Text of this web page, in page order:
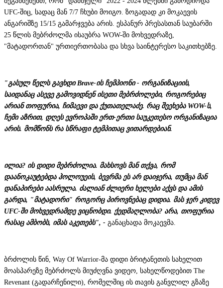
UFC-შიც, სადაც მან 7/7 ჩხუბი მოიგო. ზოგადად კი მოკაევის
ანგარიშზე 15/15 გამარჯვება არის. ესპანურ პრესასთან საუბარში
25 წლის მებრძოლმა ისაუბრა WOW-ში მოხვედრაზე,
"მატადორთან" ურთიერთობასა და სხვა საინტერესო საკითხებზე.
"გასულ წელს გავხდი Brave-ის ჩემპიონი - ორგანიზაციის,
საიდანაც ასევე გამოვიდნენ ისეთი მებრძოლები, როგორებიც
არიან თოფურია, ჩიმაევი და ქუთათელაძე. რაც შეეხება WOW-ს,
ჩემი აზრით, დღეს ევროპაში ერთ-ერთი საუკეთესო ორგანიზაცია
არის. მომწონს რა სწრაფი ტემპითაც ვითარდებიან.
ილია? ის დიდი მებრძოლია. მახსოვს მან თქვა, რომ
დაანოკაუტებდა ჰოლოუეის, ბევრმა ეს არ დაიჯერა, თუმცა მან
დანაპირები აასრულა. ძალიან ძლიერი ხელები აქვს და ამის
გარდა, "მატადორი" როგორც პიროვნებაც დიდია. მას ჯერ კიდევ
UFC-ში მოხვედრამდე ვიცნობდი. ქედმაღლობა? არა, თოფურია
რასაც ამბობს, იმას აკეთებს", - განაცხადა მოკაევმა.
ბრძოლის წინ, Way Of Warrior-მა დიდი ბრიტანეთის სახელით
მოასპარეზე მებრძოლს მიუძღვნა ვიდეო, სახელწოდებით The
Revenant (გადარჩენილი), რომელშიც ის თავის განვლილ გზაზე